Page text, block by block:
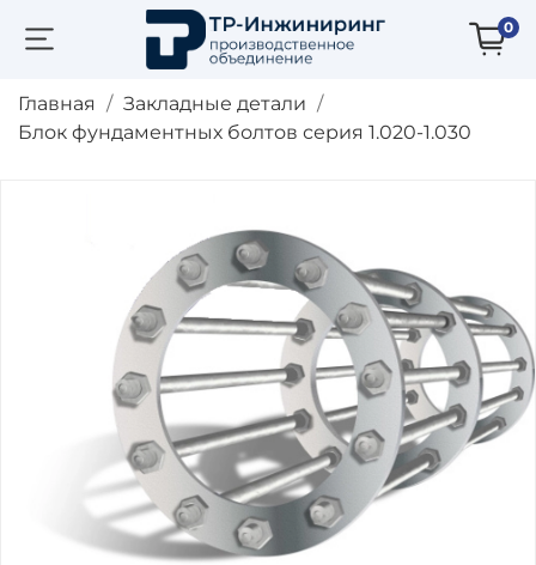
0
Главная
Закладные детали
Блок фундаментных болтов серия 1.020-1.030